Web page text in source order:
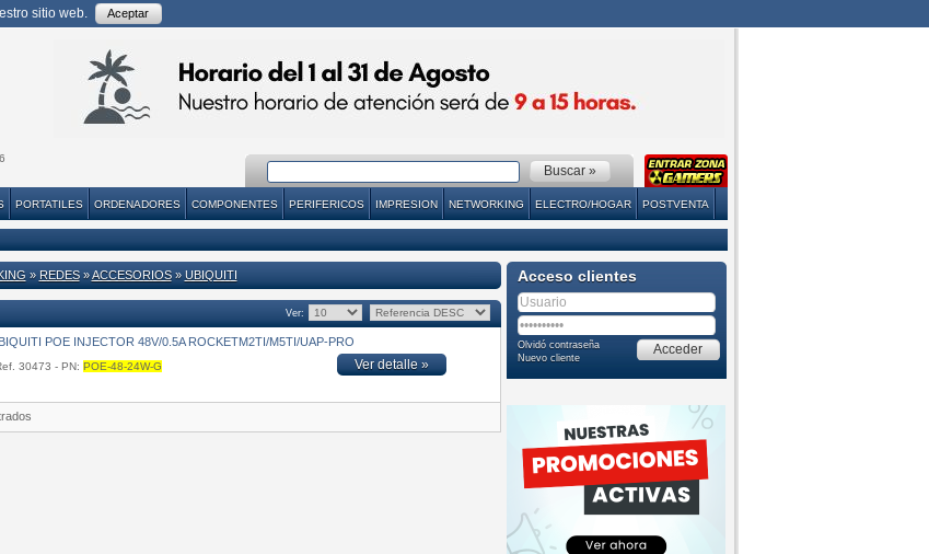
sitio web. Aceptar
PORTATILES ORDENADORES COMPONENTES PERIFERICOS IMPRESION NETWORKING ELECTRO/HOGAR POSTVENTA
» REDES»ACCESORIOS» UBIQUITI
Ver:
POE INJECTOR 48V/0.5A ROCKETM2TI/M5TI/UAP-PRO
30473 - PN: POE-48-24W-G Ver detalle »
Acceso clientes
Olvidó contraseña
Nuevo cliente